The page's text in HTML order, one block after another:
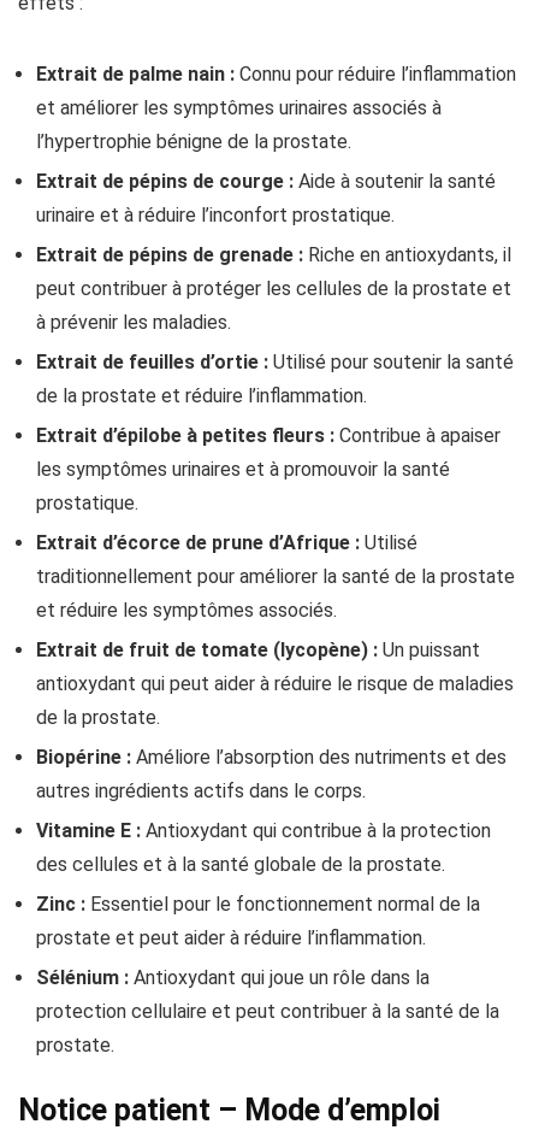
Extrait de palme nain : Connu pour réduire l’inflammation
et améliorer les symptômes urinaires associés à
l’hypertrophie bénigne de la prostate.
Extrait de pépins de courge : Aide à soutenir la santé
urinaire et à réduire l’inconfort prostatique.
Extrait de pépins de grenade : Riche en antioxydants, il
peut contribuer à protéger les cellules de la prostate et
à prévenir les maladies.
Extrait de feuilles d’ortie : Utilisé pour soutenir la santé
de la prostate et réduire l’inflammation.
Extrait d’épilobe à petites fleurs : Contribue à apaiser
les symptômes urinaires et à promouvoir la santé
prostatique.
Extrait d’écorce de prune d’Afrique : Utilisé
traditionnellement pour améliorer la santé de la prostate
et réduire les symptômes associés.
Extrait de fruit de tomate (lycopène) : Un puissant
antioxydant qui peut aider à réduire le risque de maladies
de la prostate.
Biopérine : Améliore l’absorption des nutriments et des
autres ingrédients actifs dans le corps.
Vitamine E : Antioxydant qui contribue à la protection
des cellules et à la santé globale de la prostate.
Zinc : Essentiel pour le fonctionnement normal de la
prostate et peut aider à réduire l’inflammation.
Sélénium : Antioxydant qui joue un rôle dans la
protection cellulaire et peut contribuer à la santé de la
prostate.
Notice patient – Mode d’emploi